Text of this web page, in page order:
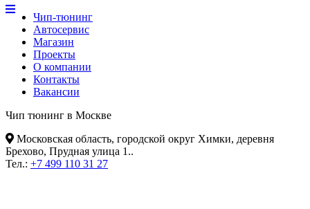
Чип-тюнинг
Автосервис
Магазин
Проекты
О компании
Контакты
Вакансии
Чип тюнинг в Москве
Московская область, городской округ Химки, деревня
Брехово, Прудная улица 1..
Тел.: +7 499 110 31 27